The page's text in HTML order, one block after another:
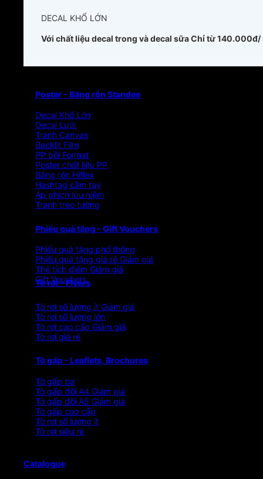
DECAL KHỔ LỚN
Với chất liệu decal trong và decal sữaChỉ từ 140.000đ/
Poster - Băng rôn Standee
Decal Khổ Lớn
Decal Lưới
Tranh Canvas
Backlit Film
PP bồi Format
Poster chất liệu PP
Băng rôn Hiflex
Hashtag cầm tay
Áp phích lưu niệm
Tranh treo tường
Phiếu quà tặng - Gift Vouchers
Phiếu quà tặng phổ thông
Phiếu quà tặng giá rẻ
Thẻ tích điểm
Gift Vouchers
Tờ rơi - Flyers
Tờ rơi số lượng ít
Tờ rơi số lượng lớn
Tờ rơi cao cấp
Tờ rơi giá rẻ
Tờ gấp - Leaflets, Brochures
Tờ gấp ba
Tờ gấp đôi A4
Tờ gấp đôi A5
Tờ gấp cao cấp
Tờ rơi số lượng ít
Tờ rơi siêu rẻ
Catalogue